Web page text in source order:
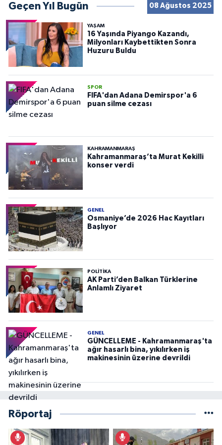
Geçen Yıl Bugün 08 Ağustos 2025
YAŞAM
16 Yaşında Piyango Kazandı,
Milyonları Kaybettikten Sonra
Huzuru Buldu
SPOR
FIFA'dan Adana Demirspor'a 6
puan silme cezası
KAHRAMANMARAŞ
Kahramanmaraş’ta Murat Kekilli
konser verdi
GENEL
Osmaniye’de 2026 Hac Kayıtları
Başlıyor
POLITIKA
AK Parti’den Balkan Türklerine
Anlamlı Ziyaret
GENEL
GÜNCELLEME - Kahramanmaraş'ta
ağır hasarlı bina, yıkılırken iş
makinesinin üzerine devrildi
Röportaj